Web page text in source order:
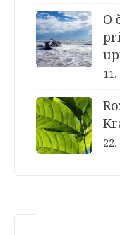
O
11.
22.